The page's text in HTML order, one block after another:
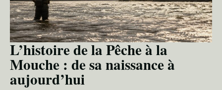
L’histoire de la Pêche à la
Mouche : de sa naissance à
aujourd’hui